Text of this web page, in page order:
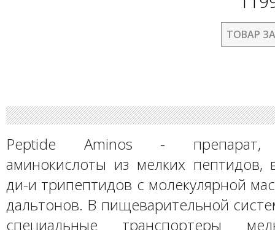
ТОВАР
Peptide Aminos - препарат,
аминокислоты из мелких пептидов,
ди-и трипептидов с молекулярной
дальтонов. В пищеварительной
специальные транспортеры